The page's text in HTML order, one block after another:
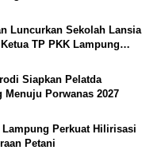
Luncurkan Sekolah Lansia
TP PKK Lampung
Siapkan Pelatda
Porwanas 2027
Perkuat Hilirisasi
Petani